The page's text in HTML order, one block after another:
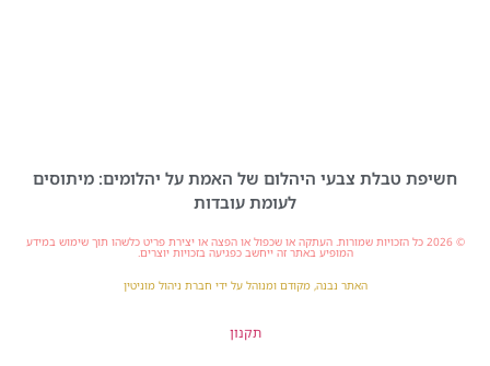
חשיפת טבלת צבעי היהלום של האמת על יהלומים: מיתוסים
לעומת עובדות
© 2026 כל הזכויות שמורות. העתקה או שכפול או הפצה או יצירת פריט כלשהו תוך שימוש במידע
המופיע באתר זה ייחשב כפגיעה בזכויות יוצרים.
האתר נבנה, מקודם ומנוהל על ידי חברת ניהול מוניטין
תקנון